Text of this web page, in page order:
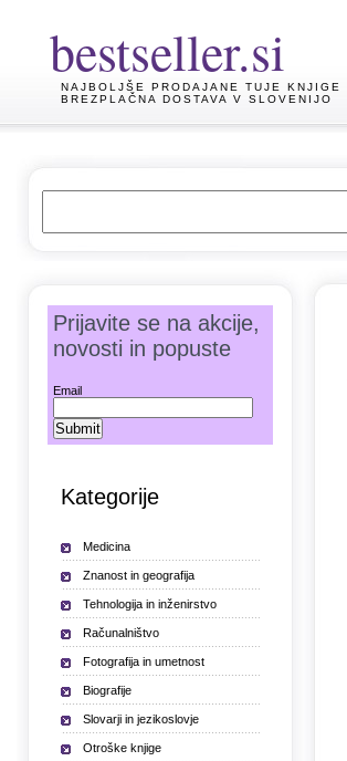
bestseller.si
NAJBOLJŠE PRODAJANE TUJE KNJIGE
BREZPLAČNA DOSTAVA V SLOVENIJO
Prijavite se na akcije,
novosti in popuste
Email
Kategorije
Medicina
Znanost in geografija
Tehnologija in inženirstvo
Računalništvo
Fotografija in umetnost
Biografije
Slovarji in jezikoslovje
Otroške knjige